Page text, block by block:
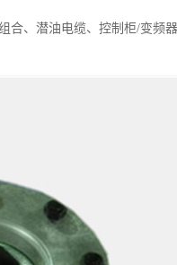
合、潜油电缆、控制柜/变频